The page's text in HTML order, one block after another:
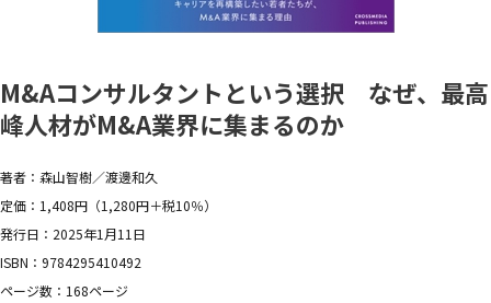
M&Aコンサルタントという選択 なぜ、最高
峰人材がM&A業界に集まるのか
著者：森山智樹／渡邊和久
定価：1,408円（1,280円＋税10％）
発行日：2025年1月11日
ISBN：9784295410492
ページ数：168ページ